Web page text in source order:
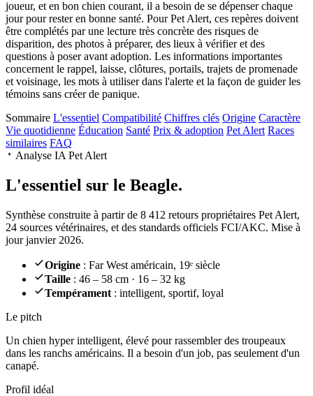
joueur, et en bon chien courant, il a besoin de se dépenser chaque
jour pour rester en bonne santé. Pour Pet Alert, ces repères doivent
être complétés par une lecture très concrète des risques de
disparition, des photos à préparer, des lieux à vérifier et des
questions à poser avant adoption. Les informations importantes
concernent le rappel, laisse, clôtures, portails, trajets de promenade
et voisinage, les mots à utiliser dans l'alerte et la façon de guider les
témoins sans créer de panique.
Sommaire L'essentiel Compatibilité Chiffres clés Origine Caractère
Vie quotidienne Éducation Santé Prix & adoption Pet Alert Races
similaires FAQ
Analyse IA Pet Alert
L'essentiel sur le Beagle.
Synthèse construite à partir de 8 412 retours propriétaires Pet Alert,
24 sources vétérinaires, et des standards officiels FCI/AKC. Mise à
jour janvier 2026.
Origine : Far West américain, 19ᵉ siècle
Taille : 46 – 58 cm · 16 – 32 kg
Tempérament : intelligent, sportif, loyal
Le pitch
Un chien hyper intelligent, élevé pour rassembler des troupeaux
dans les ranchs américains. Il a besoin d'un job, pas seulement d'un
canapé.
Profil idéal